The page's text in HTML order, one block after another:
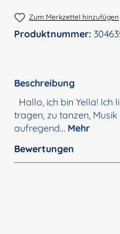
Zum Merkzettel hinzufügen
Produktnummer:
Beschreibung
Hallo, ich bin Yella! Ich
tragen, zu tanzen,
aufregend… Mehr
Bewertungen